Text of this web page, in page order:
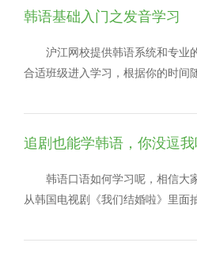
简单偏重听力口语，语法部分比
外国人在韩国生活以及韩国人
韩语的时候都用什么样的方法呢
密集，易造成视觉上的疲劳，做
够通过看过几部韩剧或综艺就立即
韩语基础入门之发音学习
沪江网校提供韩语系统和专业的
合适班级进入学习，根据你的时间
追剧也能学韩语，你没逗我
韩语口语如何学习呢，相信大家
从韩国电视剧《我们结婚啦》里